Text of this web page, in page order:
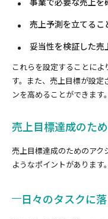
売上予測を立てるこ
妥当性を検証した売
これらを設定することに
す。また、売上目標が設
ンを高めることができます。
売上目標達成のた
売上目標達成のためのア
ようなポイントがあります。
日々のタスクに